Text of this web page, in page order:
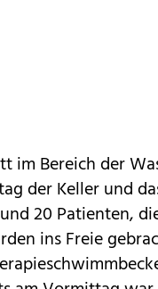
im Bereich der
der Keller und
20 Patienten,
ins Freie